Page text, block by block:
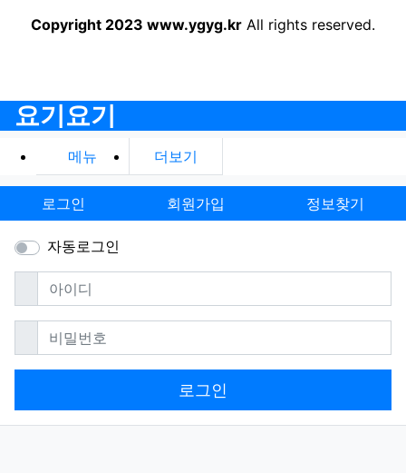
요기요기에 게시된 모든 컨텐츠는 무단으로 사용할 수 없으며
이를 어길 경우 저작권법에 의거하여 법적 책임을 물을 수 있습니다.
요기요기
메뉴 더보기
로그인
자동로그인
아이디필수